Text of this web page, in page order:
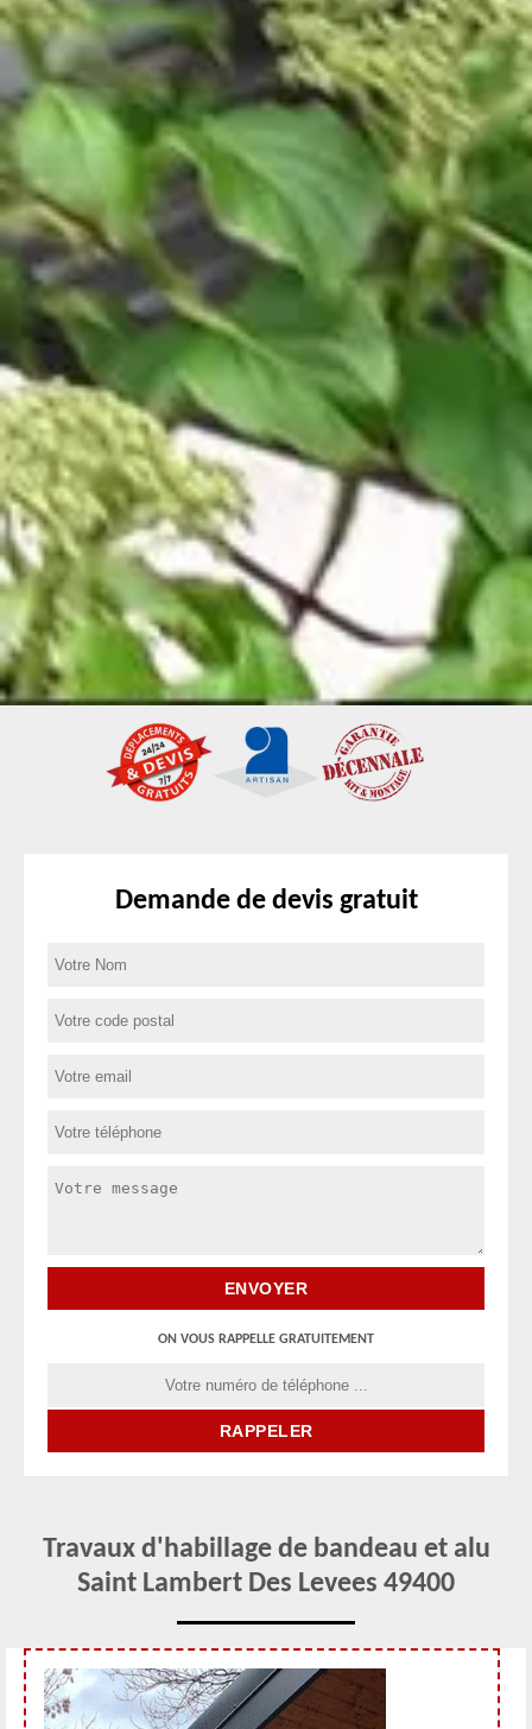
Demande de devis gratuit
ON VOUS RAPPELLE GRATUITEMENT
Travaux d'habillage de bandeau et alu
Saint Lambert Des Levees 49400